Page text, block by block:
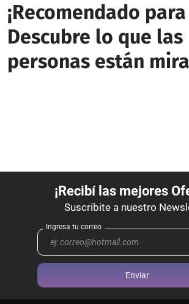
¡Recomendado
Descubre lo que las
personas están
Enviar